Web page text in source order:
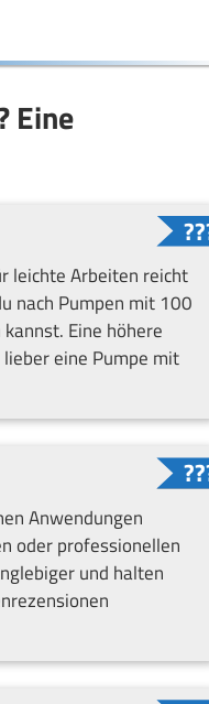
Eine
leichte Arbeiten reicht
nach Pumpen mit 100
Eine höhere
eine Pumpe mit
Anwendungen
oder professionellen
und halten